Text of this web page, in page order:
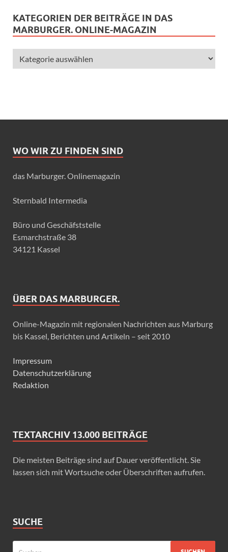
KATEGORIEN DER BEITRÄGE IN DAS
MARBURGER. ONLINE-MAGAZIN
WO WIR ZU FINDEN SIND
das Marburger. Onlinemagazin
Sternbald Intermedia
Büro und Geschäfststelle
Esmarchstraße 38
34121 Kassel
ÜBER DAS MARBURGER.
Online-Magazin mit regionalen Nachrichten aus Marburg
bis Kassel, Berichten und Artikeln – seit 2010
Impressum
Datenschutzerklärung
Redaktion
TEXTARCHIV 13.000 BEITRÄGE
Die meisten Beiträge sind auf Dauer veröffentlicht. Sie
lassen sich mit Wortsuche oder Überschriften aufrufen.
SUCHE